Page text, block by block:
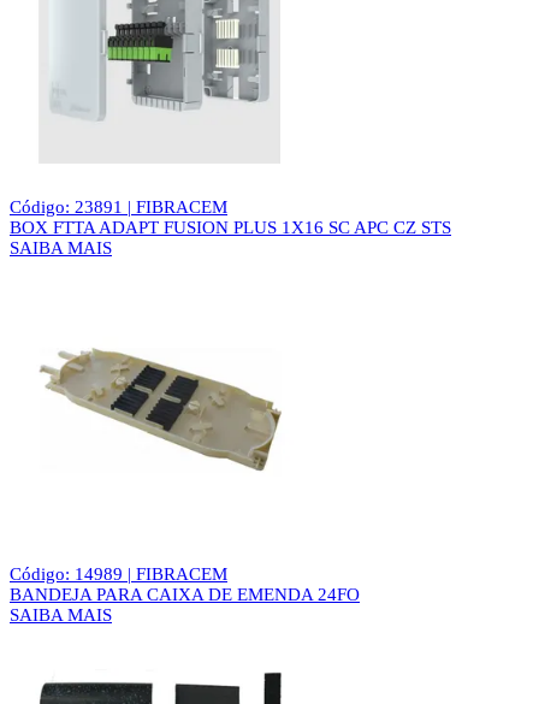
Código: 23891 | FIBRACEM
BOX FTTA ADAPT FUSION PLUS 1X16 SC APC CZ STS
SAIBA MAIS
Código: 14989 | FIBRACEM
BANDEJA PARA CAIXA DE EMENDA 24FO
SAIBA MAIS